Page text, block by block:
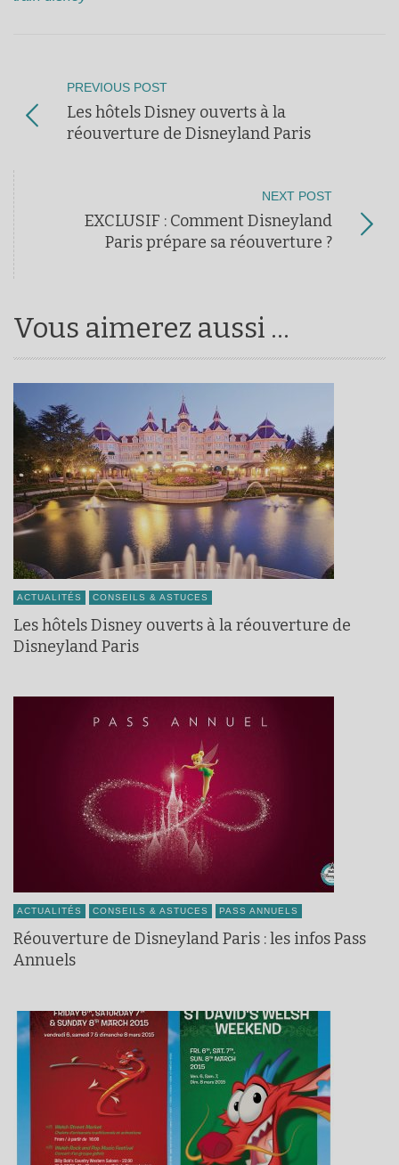
PREVIOUS POST
Les hôtels Disney ouverts à la
réouverture de Disneyland Paris
NEXT POST
EXCLUSIF : Comment Disneyland
Paris prépare sa réouverture ?
Vous aimerez aussi ...
ACTUALITÉS CONSEILS & ASTUCES
Les hôtels Disney ouverts à la réouverture de
Disneyland Paris
ACTUALITÉS CONSEILS & ASTUCES PASS ANNUELS
Réouverture de Disneyland Paris : les infos Pass
Annuels